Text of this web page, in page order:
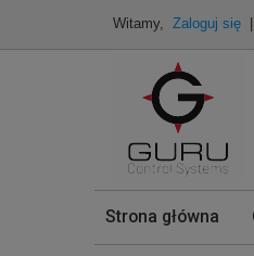
Witamy, Zaloguj się
Strona główna